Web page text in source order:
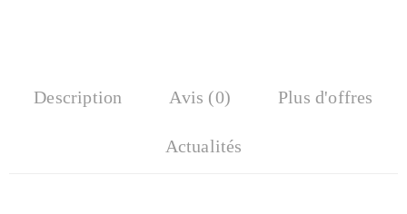
Description Avis (0) Plus d'offres
Actualités